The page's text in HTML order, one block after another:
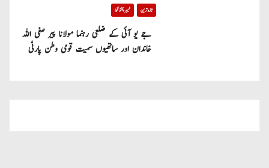
تازہ ترین خیبر پختونخوا
جے یو آئی کے ضلعی رہنما مولانا پیر صفی اللہ
خاندان اور ساتھیوں سمیت قومی وطن پارٹی